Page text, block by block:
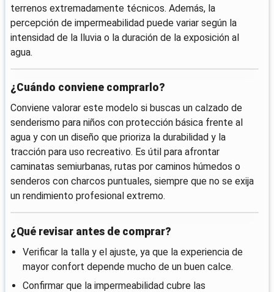
terrenos extremadamente técnicos. Además, la
percepción de impermeabilidad puede variar según la
intensidad de la lluvia o la duración de la exposición al
agua.
¿Cuándo conviene comprarlo?
Conviene valorar este modelo si buscas un calzado de
senderismo para niños con protección básica frente al
agua y con un diseño que prioriza la durabilidad y la
tracción para uso recreativo. Es útil para afrontar
caminatas semiurbanas, rutas por caminos húmedos o
senderos con charcos puntuales, siempre que no se exija
un rendimiento profesional extremo.
¿Qué revisar antes de comprar?
Verificar la talla y el ajuste, ya que la experiencia de
mayor confort depende mucho de un buen calce.
Confirmar que la impermeabilidad cubre las